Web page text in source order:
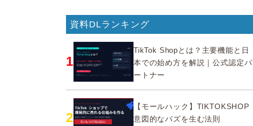
資料DLランキング
1
TikTok Shopとは？主要機能と日
本での始め方を解説｜公式認定パ
ートナー
2
【モールハック】TIKTOKSHOP
意図的なバズを生む法則